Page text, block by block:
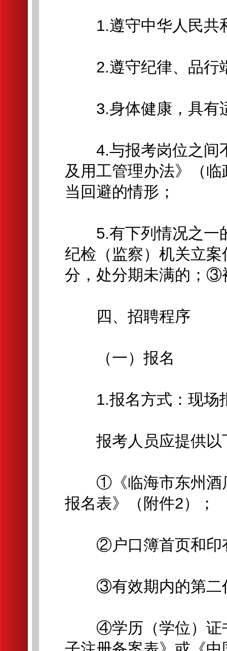
1.遵守中华人民共
2.遵守纪律、品行
3.身体健康，具有
4.与报考岗位之间
及用工管理办法》（
当回避的情形；
5.有下列情况之一
纪检（监察）机关立
分，处分期未满的；③
四、招聘程序
（一）报名
1.报名方式：现场
报考人员应提供以
①《临海市东州酒店
报名表》（附件2）；
②户口簿首页和印
③有效期内的第二
④学历（学位）证书